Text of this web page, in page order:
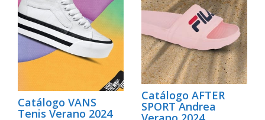
Catálogo VANS
Tenis Verano 2024
Catálogo AFTER
SPORT Andrea